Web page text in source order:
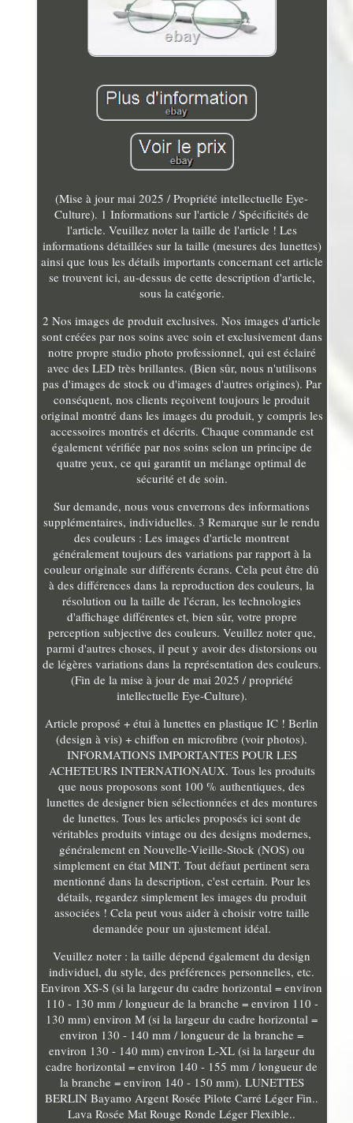
(Mise à jour mai 2025 / Propriété intellectuelle Eye-
Culture). 1 Informations sur l'article / Spécificités de
l'article. Veuillez noter la taille de l'article ! Les
informations détaillées sur la taille (mesures des lunettes)
ainsi que tous les détails importants concernant cet article
se trouvent ici, au-dessus de cette description d'article,
sous la catégorie.
2 Nos images de produit exclusives. Nos images d'article
sont créées par nos soins avec soin et exclusivement dans
notre propre studio photo professionnel, qui est éclairé
avec des LED très brillantes. (Bien sûr, nous n'utilisons
pas d'images de stock ou d'images d'autres origines). Par
conséquent, nos clients reçoivent toujours le produit
original montré dans les images du produit, y compris les
accessoires montrés et décrits. Chaque commande est
également vérifiée par nos soins selon un principe de
quatre yeux, ce qui garantit un mélange optimal de
sécurité et de soin.
Sur demande, nous vous enverrons des informations
supplémentaires, individuelles. 3 Remarque sur le rendu
des couleurs : Les images d'article montrent
généralement toujours des variations par rapport à la
couleur originale sur différents écrans. Cela peut être dû
à des différences dans la reproduction des couleurs, la
résolution ou la taille de l'écran, les technologies
d'affichage différentes et, bien sûr, votre propre
perception subjective des couleurs. Veuillez noter que,
parmi d'autres choses, il peut y avoir des distorsions ou
de légères variations dans la représentation des couleurs.
(Fin de la mise à jour de mai 2025 / propriété
intellectuelle Eye-Culture).
Article proposé + étui à lunettes en plastique IC ! Berlin
(design à vis) + chiffon en microfibre (voir photos).
INFORMATIONS IMPORTANTES POUR LES
ACHETEURS INTERNATIONAUX. Tous les produits
que nous proposons sont 100 % authentiques, des
lunettes de designer bien sélectionnées et des montures
de lunettes. Tous les articles proposés ici sont de
véritables produits vintage ou des designs modernes,
généralement en Nouvelle-Vieille-Stock (NOS) ou
simplement en état MINT. Tout défaut pertinent sera
mentionné dans la description, c'est certain. Pour les
détails, regardez simplement les images du produit
associées ! Cela peut vous aider à choisir votre taille
demandée pour un ajustement idéal.
Veuillez noter : la taille dépend également du design
individuel, du style, des préférences personnelles, etc.
Environ XS-S (si la largeur du cadre horizontal = environ
110 - 130 mm / longueur de la branche = environ 110 -
130 mm) environ M (si la largeur du cadre horizontal =
environ 130 - 140 mm / longueur de la branche =
environ 130 - 140 mm) environ L-XL (si la largeur du
cadre horizontal = environ 140 - 155 mm / longueur de
la branche = environ 140 - 150 mm). LUNETTES
BERLIN Bayamo Argent Rosée Pilote Carré Léger Fin..
Lava Rosée Mat Rouge Ronde Léger Flexible..